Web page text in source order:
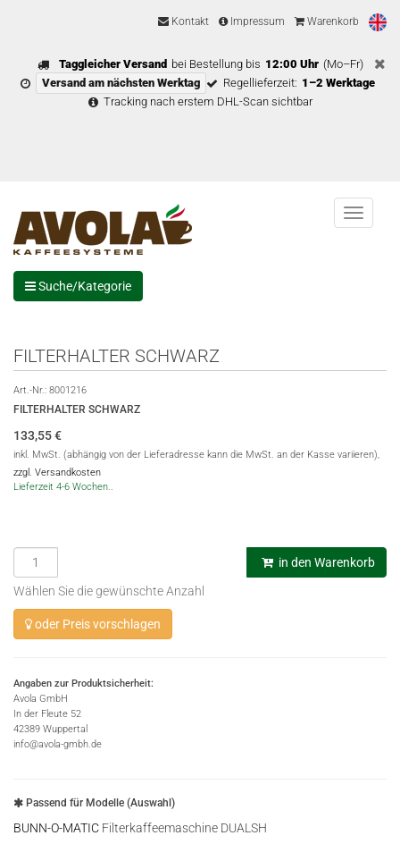
Kontakt Impressum Warenkorb
Taggleicher Versand bei Bestellung bis 12:00 Uhr (Mo–Fr)
Versand am nächsten Werktag
Regellieferzeit: 1–2 Werktage
Tracking nach erstem DHL-Scan sichtbar
Menu
Suche/Kategorie
FILTERHALTER SCHWARZ
Art.-Nr.: 8001216
FILTERHALTER SCHWARZ
133,55€
inkl. MwSt. (abhängig von der Lieferadresse kann die MwSt. an der Kasse variieren),
zzgl. Versandkosten
Lieferzeit 4-6 Wochen..
in den Warenkorb
Wählen Sie die gewünschte Anzahl
oder Preis vorschlagen
Angaben zur Produktsicherheit:
Avola GmbH
In der Fleute 52
42389 Wuppertal
info@avola-gmbh.de
Passend für Modelle (Auswahl)
BUNN-O-MATIC Filterkaffeemaschine DUALSH